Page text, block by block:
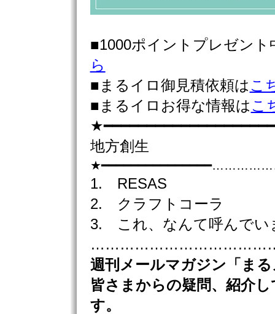
■1000ポイントプレゼン
ら
■まるイロ御見積依頼はこ
■まるイロお得な情報はこ
地方創生
1. RESAS
2. クラフトコーラ
3. これ、なんて呼んでい
週刊 メールマガジン「ま
皆さまからの疑問、紹介
す。